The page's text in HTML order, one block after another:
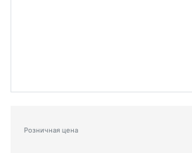
Розничная цена